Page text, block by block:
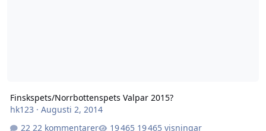
Finskspets/Norrbottenspets Valpar 2015?
hk123 · Augusti 2, 2014
22 kommentarer
19 465 visningar